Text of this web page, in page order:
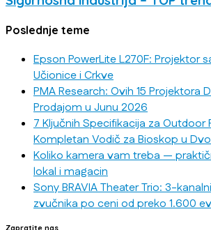
Poslednje teme
Epson PowerLite L270F: Projektor
Učionice i Crkve
PMA Research: Ovih 15 Projektora
Prodajom u Junu 2026
7 Ključnih Specifikacija za Outdoor
Kompletan Vodič za Bioskop u
Koliko kamera vam treba —
lokal i magacin
Sony BRAVIA Theater Trio: 3-
zvučnika po ceni od preko 1.600
Zapratite nas